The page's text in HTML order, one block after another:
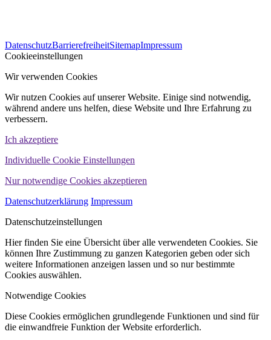
WINHELLER GmbH
DatenschutzBarrierefreiheitSitemapImpressum
Cookieeinstellungen
Wir verwenden Cookies
Wir nutzen Cookies auf unserer Website. Einige sind notwendig,
während andere uns helfen, diese Website und Ihre Erfahrung zu
verbessern.
Ich akzeptiere
Individuelle Cookie Einstellungen
Nur notwendige Cookies akzeptieren
Datenschutzerklärung Impressum
Datenschutzeinstellungen
Hier finden Sie eine Übersicht über alle verwendeten Cookies. Sie
können Ihre Zustimmung zu ganzen Kategorien geben oder sich
weitere Informationen anzeigen lassen und so nur bestimmte
Cookies auswählen.
Notwendige Cookies
Diese Cookies ermöglichen grundlegende Funktionen und sind für
die einwandfreie Funktion der Website erforderlich.